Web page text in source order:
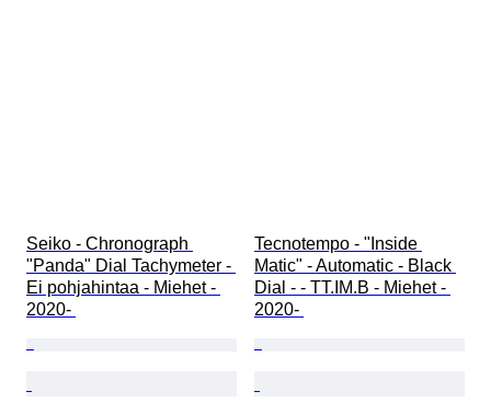
Seiko - Chronograph
"Panda" Dial Tachymeter -
Ei pohjahintaa - Miehet -
2020-
Tecnotempo - "Inside
Matic" - Automatic - Black
Dial - - TT.IM.B - Miehet -
2020-